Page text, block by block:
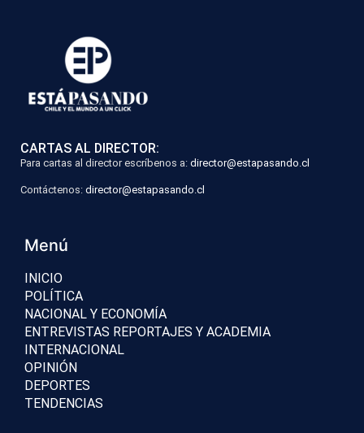
CARTAS AL DIRECTOR:
Para cartas al director escríbenos a: director@estapasando.cl
Contáctenos: director@estapasando.cl
Menú
INICIO
POLÍTICA
NACIONAL Y ECONOMÍA
ENTREVISTAS REPORTAJES Y ACADEMIA
INTERNACIONAL
OPINIÓN
DEPORTES
TENDENCIAS